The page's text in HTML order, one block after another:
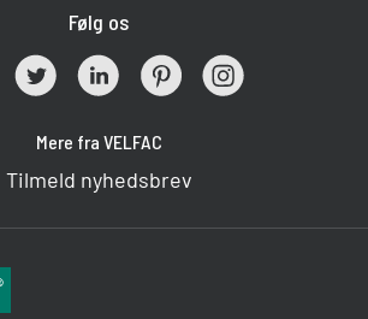
Følg os
Mere fra VELFAC
Tilmeld nyhedsbrev